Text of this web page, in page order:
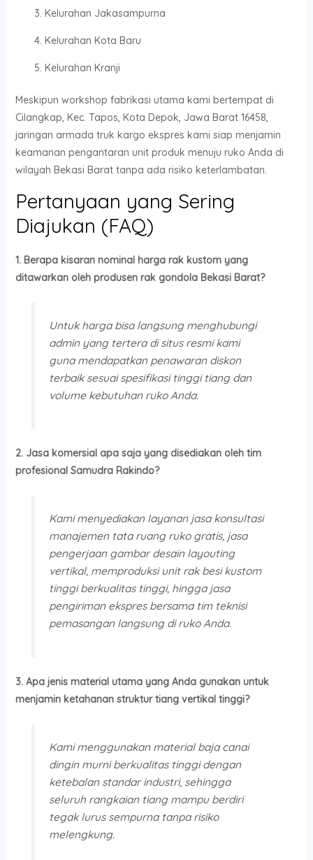
Kelurahan Jakasampurna
Kelurahan Kota Baru
Kelurahan Kranji
Meskipun workshop fabrikasi utama kami bertempat di
Cilangkap, Kec. Tapos, Kota Depok, Jawa Barat 16458,
jaringan armada truk kargo ekspres kami siap menjamin
keamanan pengantaran unit produk menuju ruko Anda di
wilayah Bekasi Barat tanpa ada risiko keterlambatan.
Pertanyaan yang Sering
Diajukan (FAQ)
1. Berapa kisaran nominal harga rak kustom yang
ditawarkan oleh produsen rak gondola Bekasi Barat?
Untuk harga bisa langsung menghubungi
admin yang tertera di situs resmi kami
guna mendapatkan penawaran diskon
terbaik sesuai spesifikasi tinggi tiang dan
volume kebutuhan ruko Anda.
2. Jasa komersial apa saja yang disediakan oleh tim
profesional Samudra Rakindo?
Kami menyediakan layanan jasa konsultasi
manajemen tata ruang ruko gratis, jasa
pengerjaan gambar desain layouting
vertikal, memproduksi unit rak besi kustom
tinggi berkualitas tinggi, hingga jasa
pengiriman ekspres bersama tim teknisi
pemasangan langsung di ruko Anda.
3. Apa jenis material utama yang Anda gunakan untuk
menjamin ketahanan struktur tiang vertikal tinggi?
Kami menggunakan material baja canai
dingin murni berkualitas tinggi dengan
ketebalan standar industri, sehingga
seluruh rangkaian tiang mampu berdiri
tegak lurus sempurna tanpa risiko
melengkung.